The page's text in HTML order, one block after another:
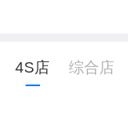
4S店 综合店